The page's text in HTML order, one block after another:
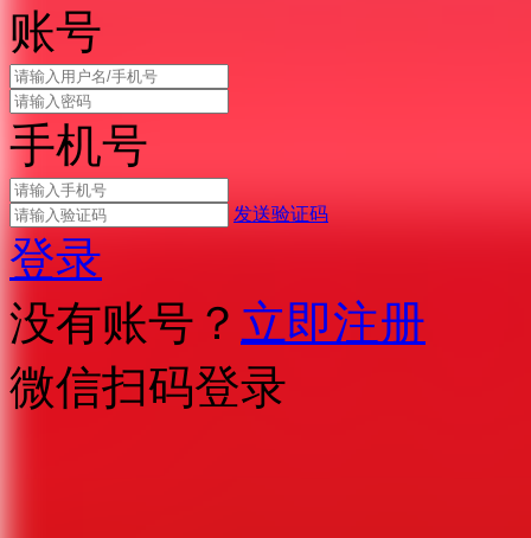
账号
手机号
发送验证码
登录
没有账号？ 立即注册
微信扫码登录